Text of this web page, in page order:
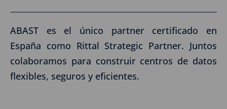
ABAST es el único partner certificado en
España como Rittal Strategic Partner. Juntos
colaboramos para construir centros de datos
flexibles, seguros y eficientes.